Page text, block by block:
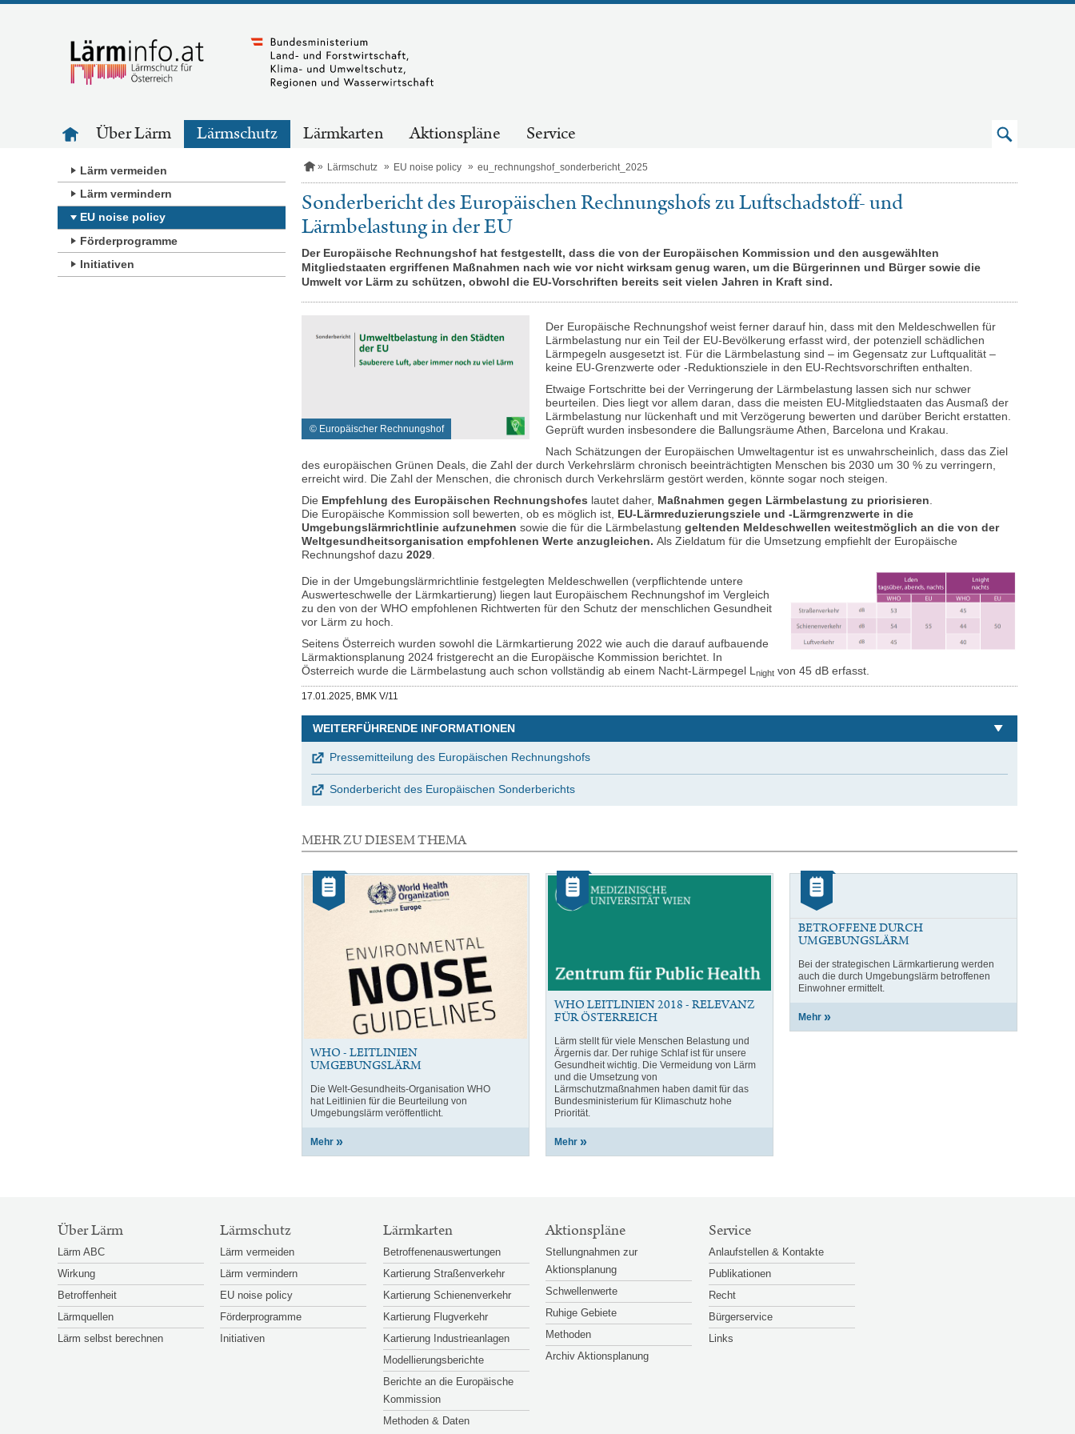
Zur
Startseite
Über Lärm Lärmschutz Lärmkarten Aktionspläne Service
Zum
Suchfeld
Lärm vermeiden
Lärm vermindern
EU noise policy
Förderprogramme
Initiativen
S
r
t
s
i
t
e
Lärmschutz EU noise policy eu_rechnungshof_sonderbericht_2025
Sonderbericht des Europäischen Rechnungshofs zu Luftschadstoff- und
Lärmbelastung in der EU
Der Europäische Rechnungshof hat festgestellt, dass die von der Europäischen Kommission und den ausgewählten
Mitgliedstaaten ergriffenen Maßnahmen nach wie vor nicht wirksam genug waren, um die Bürgerinnen und Bürger sowie die
Umwelt vor Lärm zu schützen, obwohl die EU-Vorschriften bereits seit vielen Jahren in Kraft sind.
© Europäischer Rechnungshof
Der Europäische Rechnungshof weist ferner darauf hin, dass mit den Meldeschwellen für
Lärmbelastung nur ein Teil der EU-Bevölkerung erfasst wird, der potenziell schädlichen
Lärmpegeln ausgesetzt ist. Für die Lärmbelastung sind – im Gegensatz zur Luftqualität –
keine EU-Grenzwerte oder -Reduktionsziele in den EU-Rechtsvorschriften enthalten.
Etwaige Fortschritte bei der Verringerung der Lärmbelastung lassen sich nur schwer
beurteilen. Dies liegt vor allem daran, dass die meisten EU-Mitgliedstaaten das Ausmaß der
Lärmbelastung nur lückenhaft und mit Verzögerung bewerten und darüber Bericht erstatten.
Geprüft wurden insbesondere die Ballungsräume Athen, Barcelona und Krakau.
Nach Schätzungen der Europäischen Umweltagentur ist es unwahrscheinlich, dass das Ziel
des europäischen Grünen Deals, die Zahl der durch Verkehrslärm chronisch beeinträchtigten Menschen bis 2030 um 30 % zu verringern,
erreicht wird. Die Zahl der Menschen, die chronisch durch Verkehrslärm gestört werden, könnte sogar noch steigen.
Die Empfehlung des Europäischen Rechnungshofes lautet daher, Maßnahmen gegen Lärmbelastung zu priorisieren
Die Europäische Kommission soll bewerten, ob es möglich ist, EU-Lärmreduzierungsziele und -Lärmgrenzwerte in die
Umgebungslärmrichtlinie aufzunehmen sowie die für die Lärmbelastunggeltenden Meldeschwellen weitestmöglich an die von der
Weltgesundheitsorganisation empfohlenen Werte anzugleichen.Als Zieldatum für die Umsetzung empfiehlt der Europäische
Rechnungshof dazu2029
Die in der Umgebungslärmrichtlinie festgelegten Meldeschwellen (verpflichtende untere
Auswerteschwelle der Lärmkartierung) liegen laut Europäischem Rechnungshof im Vergleich
zu den von der WHO empfohlenen Richtwerten für den Schutz der menschlichen Gesundheit
vor Lärm zu hoch.
Seitens Österreich wurden sowohl die Lärmkartierung 2022 wie auch die darauf aufbauende
Lärmaktionsplanung 2024 fristgerecht an die Europäische Kommission berichtet. In
Österreich wurde die Lärmbelastung auch schon vollständig ab einem Nacht-Lärmpegel Lnight von 45 dB erfasst.
Veröffentlicht
17.01.2025, BMK V/11
WEITERFÜHRENDE INFORMATIONEN
Pressemitteilung des Europäischen Rechnungshofs
Sonderbericht des Europäischen Sonderberichts
MEHR ZU DIESEM THEMA
Elemente
dieser
Kategorie:
Artikel
WHO - LEITLINIEN
UMGEBUNGSLÄRM
Die Welt-Gesundheits-Organisation WHO
hat Leitlinien für die Beurteilung von
Umgebungslärm veröffentlicht.
Mehr
Kategorie:
Artikel
WHO LEITLINIEN 2018 - RELEVANZ
FÜR ÖSTERREICH
Lärm stellt für viele Menschen Belastung und
Ärgernis dar. Der ruhige Schlaf ist für unsere
Gesundheit wichtig. Die Vermeidung von Lärm
und die Umsetzung von
Lärmschutzmaßnahmen haben damit für das
Bundesministerium für Klimaschutz hohe
Priorität.
Mehr
Kategorie:
Artikel
BETROFFENE DURCH
UMGEBUNGSLÄRM
Bei der strategischen Lärmkartierung werden
auch die durch Umgebungslärm betroffenen
Einwohner ermittelt.
Mehr
SITEMAP-
NAVIGATION
Über Lärm
Lärm ABC
Wirkung
Betroffenheit
Lärmquellen
Lärm selbst berechnen
Lärmschutz
Lärm vermeiden
Lärm vermindern
EU noise policy
Förderprogramme
Initiativen
Lärmkarten
Betroffenenauswertungen
Kartierung Straßenverkehr
Kartierung Schienenverkehr
Kartierung Flugverkehr
Kartierung Industrieanlagen
Modellierungsberichte
Berichte an die Europäische
Kommission
Methoden & Daten
Aktionspläne
Stellungnahmen zur
Aktionsplanung
Schwellenwerte
Ruhige Gebiete
Methoden
Archiv Aktionsplanung
Service
Anlaufstellen & Kontakte
Publikationen
Recht
Bürgerservice
Links